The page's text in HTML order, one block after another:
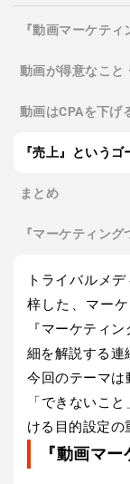
トライバルメ
梓した、マー
『マーケティ
細を解説する連
今回のテーマは
「できないこ
ける目的設定の
『動画マ
『動画マーケテ
動画が得意なこと
動画はCPAを下げ
『売上』という
まとめ
『マーケティン